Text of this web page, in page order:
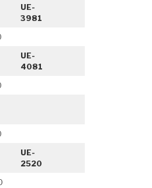
UE-
3981
UE-
4081
UE-
2520